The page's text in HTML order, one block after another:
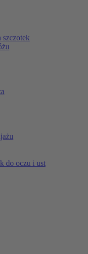
szczotek
do oczu i ust